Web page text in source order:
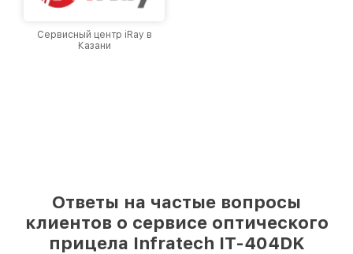
Сервисный центр iRay в
Казани
Ответы на частые вопросы
клиентов о сервисе оптического
прицела Infratech IT-404DK